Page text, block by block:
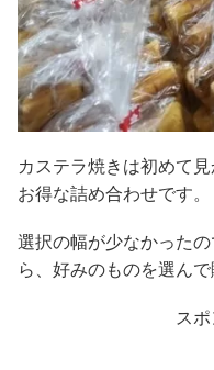
カステラ焼きは初めて
お得な詰め合わせです。
選択の幅が少なかった
ら、好みのものを選んで
ス